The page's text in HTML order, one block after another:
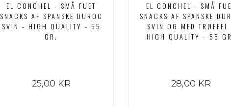
EL CONCHEL - SMÅ FUET
SNACKS AF SPANSKE DUROC
SVIN - HIGH QUALITY - 55
GR.
25,00 KR
EL CONCHEL - SMÅ
SNACKS AF SPANSKE
SVIN OG MED
HIGH QUALITY - 55
28,00 KR